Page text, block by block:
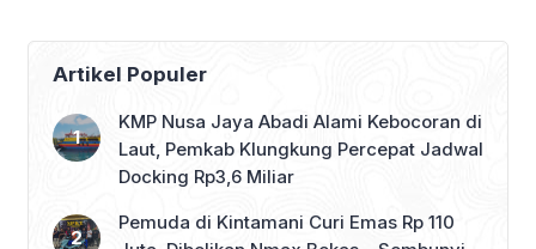
Artikel Populer
KMP Nusa Jaya Abadi Alami Kebocoran di
Laut, Pemkab Klungkung Percepat Jadwal
Docking Rp3,6 Miliar
Pemuda di Kintamani Curi Emas Rp 110